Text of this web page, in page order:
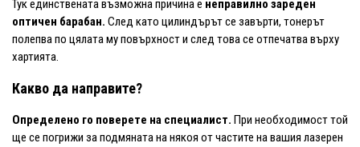
Тук единствената възможна причина е неправилно зареден
оптичен барабан. След като цилиндърът се завърти, тонерът
полепва по цялата му повърхност и след това се отпечатва върху
хартията.
Какво да направите?
Определено го поверете на специалист. При необходимост той
ще се погрижи за подмяната на някоя от частите на вашия лазерен